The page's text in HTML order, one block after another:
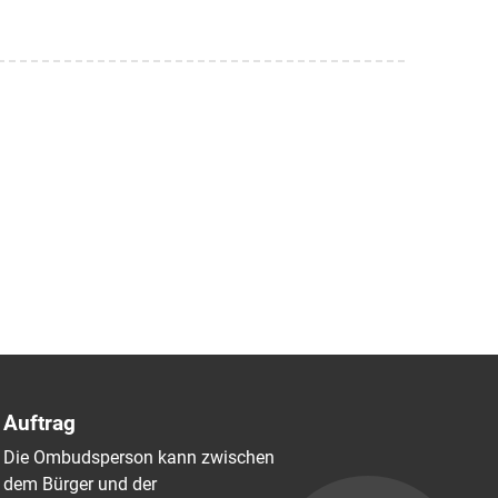
Auftrag
Die Ombudsperson kann zwischen
dem Bürger und der